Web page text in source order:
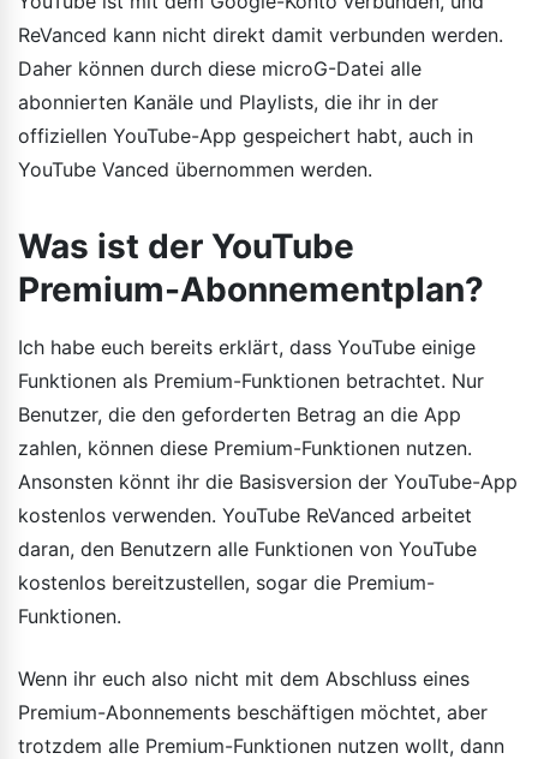
ReVanced kann nicht direkt damit verbunden werden.
Daher können durch diese microG-Datei alle
abonnierten Kanäle und Playlists, die ihr in der
offiziellen YouTube-App gespeichert habt, auch in
YouTube Vanced übernommen werden.
Was ist der YouTube
Premium-Abonnementplan?
Ich habe euch bereits erklärt, dass YouTube einige
Funktionen als Premium-Funktionen betrachtet. Nur
Benutzer, die den geforderten Betrag an die App
zahlen, können diese Premium-Funktionen nutzen.
Ansonsten könnt ihr die Basisversion der YouTube-App
kostenlos verwenden. YouTube ReVanced arbeitet
daran, den Benutzern alle Funktionen von YouTube
kostenlos bereitzustellen, sogar die Premium-
Funktionen.
Wenn ihr euch also nicht mit dem Abschluss eines
Premium-Abonnements beschäftigen möchtet, aber
trotzdem alle Premium-Funktionen nutzen wollt, dann